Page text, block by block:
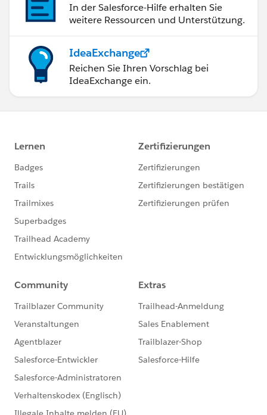
In der Salesforce-Hilfe erhalten Sie
weitere Ressourcen und Unterstützung.
IdeaExchange
Reichen Sie Ihren Vorschlag bei
IdeaExchange ein.